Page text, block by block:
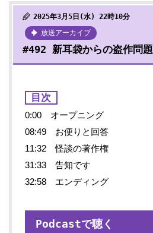
2025年3月5日(水) 22時10分
放送アーカイブ
#492 新耳袋からの盗作問題
目次
0:00 オープニング
08:49 お便りと回答
11:32 怪談の著作権
31:33 告知です
32:58 エンディング
Podcastで聴く